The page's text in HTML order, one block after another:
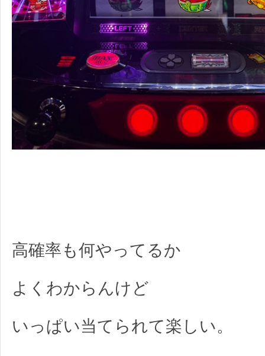
高確率も何やってるか
よくわからんけど
いっぱい当てられて楽しい。